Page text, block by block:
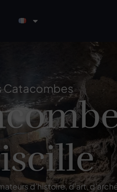
Catacombes
d’histoire, d’art,